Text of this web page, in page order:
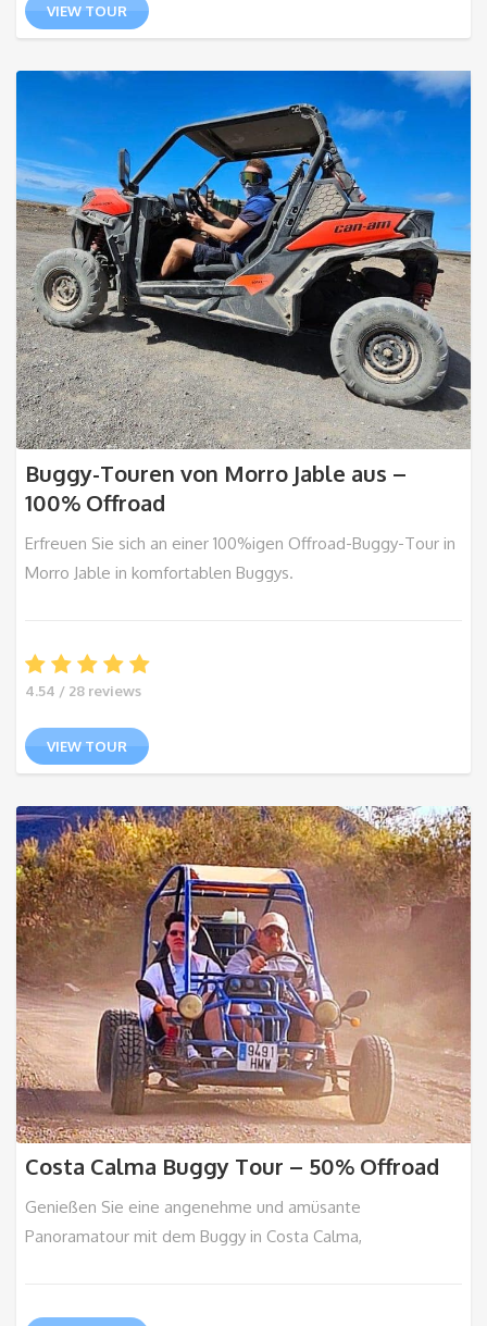
VIEW TOUR
Buggy-Touren von Morro Jable aus –
100% Offroad
Erfreuen Sie sich an einer 100%igen Offroad-Buggy-Tour in
Morro Jable in komfortablen Buggys.
4.54 / 28 reviews
VIEW TOUR
Costa Calma Buggy Tour – 50% Offroad
Genießen Sie eine angenehme und amüsante
Panoramatour mit dem Buggy in Costa Calma,